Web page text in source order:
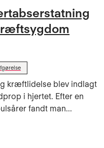
kræftlidelse blev indlagt
i hjertet. Efter en
fandt man...